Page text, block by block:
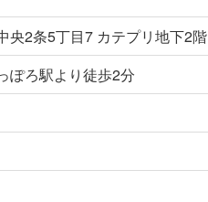
央2条5丁目7 カテプリ地下2階
ぽろ駅より徒歩2分